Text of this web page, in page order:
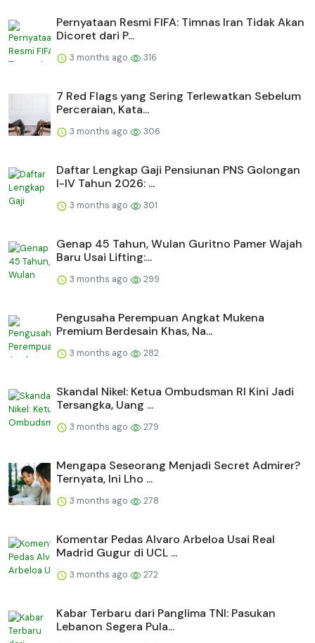
Pernyataan Resmi FIFA: Timnas Iran Tidak Akan
Dicoret dari P...
3 months ago 316
7 Red Flags yang Sering Terlewatkan Sebelum
Perceraian, Kata...
3 months ago 306
Daftar Lengkap Gaji Pensiunan PNS Golongan
I-IV Tahun 2026: ...
3 months ago 301
Genap 45 Tahun, Wulan Guritno Pamer Wajah
Baru Usai Lifting:...
3 months ago 299
Pengusaha Perempuan Angkat Mukena
Premium Berdesain Khas, Na...
3 months ago 282
Skandal Nikel: Ketua Ombudsman RI Kini Jadi
Tersangka, Uang ...
3 months ago 279
Mengapa Seseorang Menjadi Secret Admirer?
Ternyata, Ini Lho ...
3 months ago 278
Komentar Pedas Alvaro Arbeloa Usai Real
Madrid Gugur di UCL ...
3 months ago 272
Kabar Terbaru dari Panglima TNI: Pasukan
Lebanon Segera Pula...